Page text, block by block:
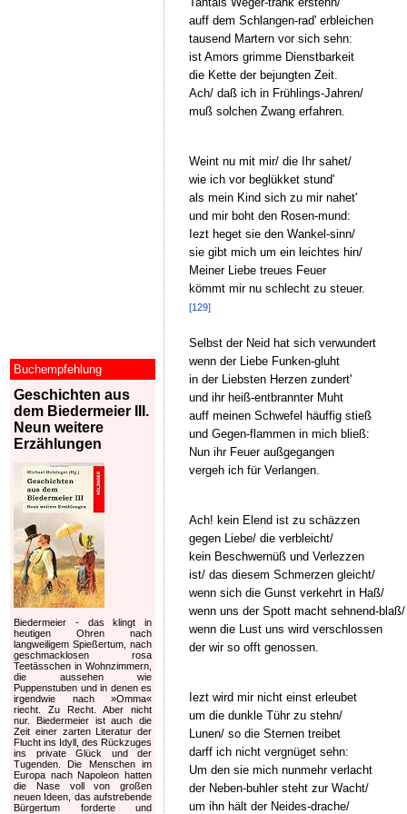
auff dem Schlangen-rad' erbleichen
tausend Martern vor sich sehn:
ist Amors grimme Dienstbarkeit
die Kette der bejungten Zeit.
Ach/ daß ich in Frühlings-Jahren/
muß solchen Zwang erfahren.
Weint nu mit mir/ die Ihr sahet/
wie ich vor beglükket stund'
als mein Kind sich zu mir nahet'
und mir boht den Rosen-mund:
Iezt heget sie den Wankel-sinn/
sie gibt mich um ein leichtes hin/
Meiner Liebe treues Feuer
kömmt mir nu schlecht zu steuer.
[129]
Selbst der Neid hat sich verwundert
wenn der Liebe Funken-gluht
in der Liebsten Herzen zundert'
und ihr heiß-entbrannter Muht
auff meinen Schwefel häuffig stieß
und Gegen-flammen in mich bließ:
Nun ihr Feuer außgegangen
vergeh ich für Verlangen.
Ach! kein Elend ist zu schäzzen
gegen Liebe/ die verbleicht/
kein Beschwernüß und Verlezzen
ist/ das diesem Schmerzen gleicht/
wenn sich die Gunst verkehrt in Haß/
wenn uns der Spott macht sehnend-blaß/
wenn die Lust uns wird verschlossen
der wir so offt genossen.
Iezt wird mir nicht einst erleubet
um die dunkle Tühr zu stehn/
Lunen/ so die Sternen treibet
darff ich nicht vergnüget sehn:
Um den sie mich nunmehr verlacht
der Neben-buhler steht zur Wacht/
um ihn hält der Neides-drache/
Buchempfehlung
Geschichten aus
dem Biedermeier III.
Neun weitere
Erzählungen
Biedermeier - das klingt in
heutigen Ohren nach
langweiligem Spießertum, nach
geschmacklosen rosa
Teetässchen in Wohnzimmern,
die aussehen wie
Puppenstuben und in denen es
irgendwie nach »Omma«
riecht. Zu Recht. Aber nicht
nur. Biedermeier ist auch die
Zeit einer zarten Literatur der
Flucht ins Idyll, des Rückzuges
ins private Glück und der
Tugenden. Die Menschen im
Europa nach Napoleon hatten
die Nase voll von großen
neuen Ideen, das aufstrebende
Bürgertum forderte und